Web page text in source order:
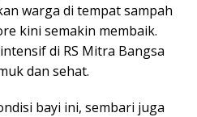
warga di tempat sampah
kini semakin membaik.
di RS Mitra Bangsa
dan sehat.
bayi ini, sembari juga